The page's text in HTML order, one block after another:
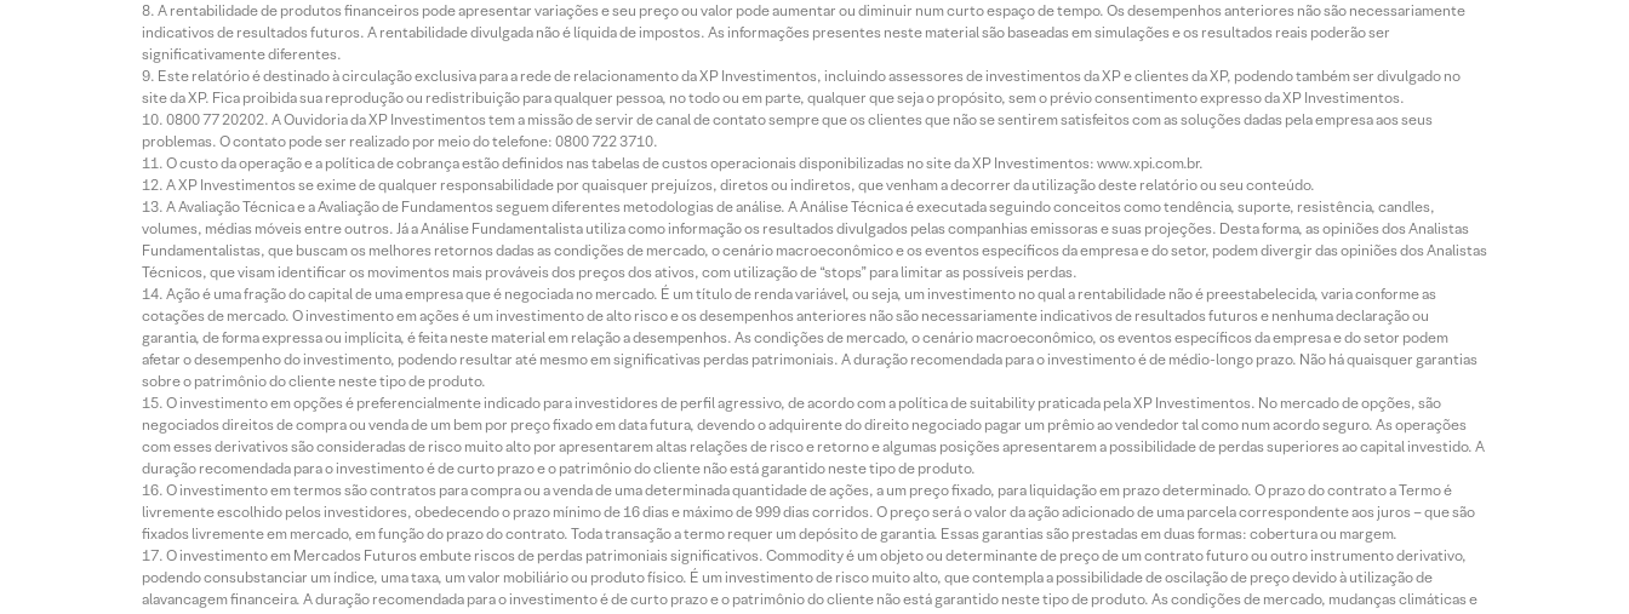
A rentabilidade de produtos financeiros pode apresentar variações e seu preço ou valor pode aumentar ou diminuir num curto espaço de tempo. Os desempenhos anteriores não são necessariamente
indicativos de resultados futuros. A rentabilidade divulgada não é líquida de impostos. As informações presentes neste material são baseadas em simulações e os resultados reais poderão ser
significativamente diferentes.
Este relatório é destinado à circulação exclusiva para a rede de relacionamento da XP Investimentos, incluindo assessores de investimentos da XP e clientes da XP, podendo também ser divulgado no
site da XP. Fica proibida sua reprodução ou redistribuição para qualquer pessoa, no todo ou em parte, qualquer que seja o propósito, sem o prévio consentimento expresso da XP Investimentos.
0800 77 20202. A Ouvidoria da XP Investimentos tem a missão de servir de canal de contato sempre que os clientes que não se sentirem satisfeitos com as soluções dadas pela empresa aos seus
problemas. O contato pode ser realizado por meio do telefone: 0800 722 3710.
O custo da operação e a política de cobrança estão definidos nas tabelas de custos operacionais disponibilizadas no site da XP Investimentos: www.xpi.com.br.
A XP Investimentos se exime de qualquer responsabilidade por quaisquer prejuízos, diretos ou indiretos, que venham a decorrer da utilização deste relatório ou seu conteúdo.
A Avaliação Técnica e a Avaliação de Fundamentos seguem diferentes metodologias de análise. A Análise Técnica é executada seguindo conceitos como tendência, suporte, resistência, candles,
volumes, médias móveis entre outros. Já a Análise Fundamentalista utiliza como informação os resultados divulgados pelas companhias emissoras e suas projeções. Desta forma, as opiniões dos Analistas
Fundamentalistas, que buscam os melhores retornos dadas as condições de mercado, o cenário macroeconômico e os eventos específicos da empresa e do setor, podem divergir das opiniões dos Analistas
Técnicos, que visam identificar os movimentos mais prováveis dos preços dos ativos, com utilização de “stops” para limitar as possíveis perdas.
Ação é uma fração do capital de uma empresa que é negociada no mercado. É um título de renda variável, ou seja, um investimento no qual a rentabilidade não é preestabelecida, varia conforme as
cotações de mercado. O investimento em ações é um investimento de alto risco e os desempenhos anteriores não são necessariamente indicativos de resultados futuros e nenhuma declaração ou
garantia, de forma expressa ou implícita, é feita neste material em relação a desempenhos. As condições de mercado, o cenário macroeconômico, os eventos específicos da empresa e do setor podem
afetar o desempenho do investimento, podendo resultar até mesmo em significativas perdas patrimoniais. A duração recomendada para o investimento é de médio-longo prazo. Não há quaisquer garantias
sobre o patrimônio do cliente neste tipo de produto.
O investimento em opções é preferencialmente indicado para investidores de perfil agressivo, de acordo com a política de suitability praticada pela XP Investimentos. No mercado de opções, são
negociados direitos de compra ou venda de um bem por preço fixado em data futura, devendo o adquirente do direito negociado pagar um prêmio ao vendedor tal como num acordo seguro. As operações
com esses derivativos são consideradas de risco muito alto por apresentarem altas relações de risco e retorno e algumas posições apresentarem a possibilidade de perdas superiores ao capital investido. A
duração recomendada para o investimento é de curto prazo e o patrimônio do cliente não está garantido neste tipo de produto.
O investimento em termos são contratos para compra ou a venda de uma determinada quantidade de ações, a um preço fixado, para liquidação em prazo determinado. O prazo do contrato a Termo é
livremente escolhido pelos investidores, obedecendo o prazo mínimo de 16 dias e máximo de 999 dias corridos. O preço será o valor da ação adicionado de uma parcela correspondente aos juros – que são
fixados livremente em mercado, em função do prazo do contrato. Toda transação a termo requer um depósito de garantia. Essas garantias são prestadas em duas formas: cobertura ou margem.
O investimento em Mercados Futuros embute riscos de perdas patrimoniais significativos. Commodity é um objeto ou determinante de preço de um contrato futuro ou outro instrumento derivativo,
podendo consubstanciar um índice, uma taxa, um valor mobiliário ou produto físico. É um investimento de risco muito alto, que contempla a possibilidade de oscilação de preço devido à utilização de
alavancagem financeira. A duração recomendada para o investimento é de curto prazo e o patrimônio do cliente não está garantido neste tipo de produto. As condições de mercado, mudanças climáticas e